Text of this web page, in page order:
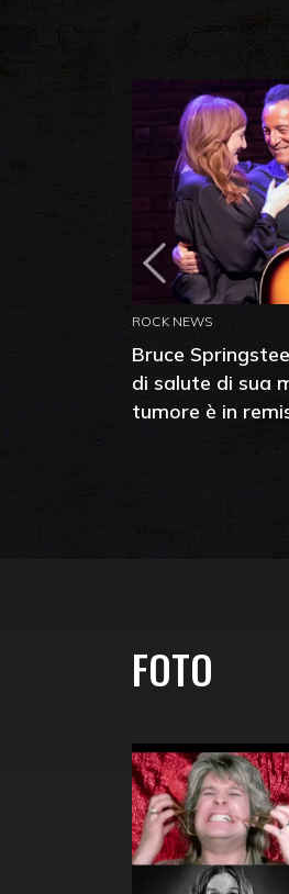
ROCK NEWS
Bruce
di salute di sua
tumore è in
FOTO